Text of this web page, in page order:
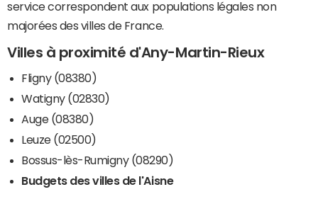
service correspondent aux populations légales non
majorées des villes de France.
Villes à proximité d'Any-Martin-Rieux
Fligny (08380)
Watigny (02830)
Auge (08380)
Leuze (02500)
Bossus-lès-Rumigny (08290)
Budgets des villes de l'Aisne